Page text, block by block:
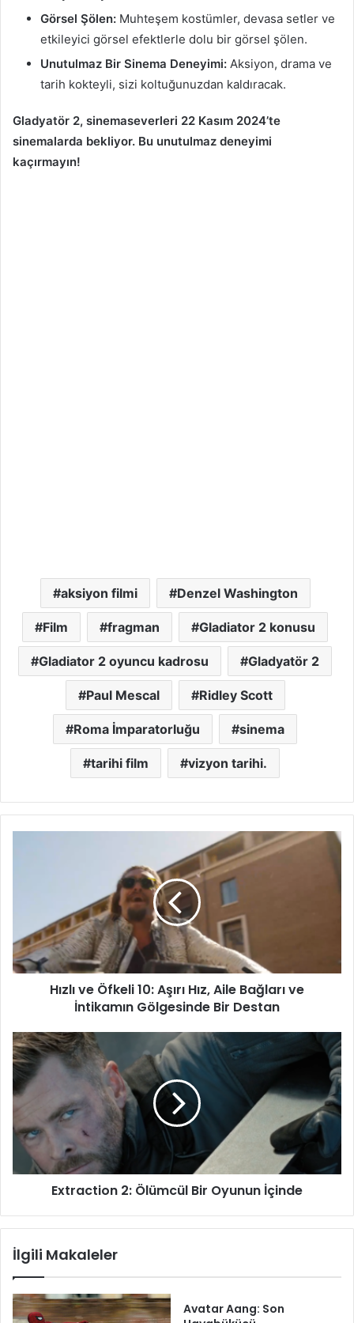
Görsel Şölen: Muhteşem kostümler, devasa setler ve
etkileyici görsel efektlerle dolu bir görsel şölen.
Unutulmaz Bir Sinema Deneyimi: Aksiyon, drama ve
tarih kokteyli, sizi koltuğunuzdan kaldıracak.
Gladyatör 2, sinemaseverleri 22 Kasım 2024’te
sinemalarda bekliyor. Bu unutulmaz deneyimi
kaçırmayın!
aksiyon filmi Denzel Washington
Film fragman Gladiator 2 konusu
Gladiator 2 oyuncu kadrosu Gladyatör 2
Paul Mescal Ridley Scott
Roma İmparatorluğu sinema
tarihi film vizyon tarihi.
Aile
Bağları
ve
İntikamın
Destan
Hızlı ve Öfkeli 10: Aşırı Hız, Aile Bağları ve
İntikamın Gölgesinde Bir Destan
Extraction
2:
Ölümcül
Bir
Oyunun
İçinde
Extraction 2: Ölümcül Bir Oyunun İçinde
İlgili Makaleler
Avatar Aang: Son